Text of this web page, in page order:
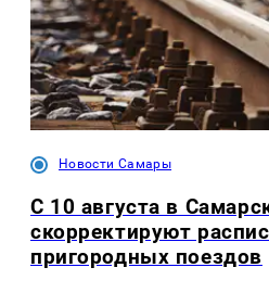
Новости Самары
С 10 августа в
скорректируют
пригородных поездов